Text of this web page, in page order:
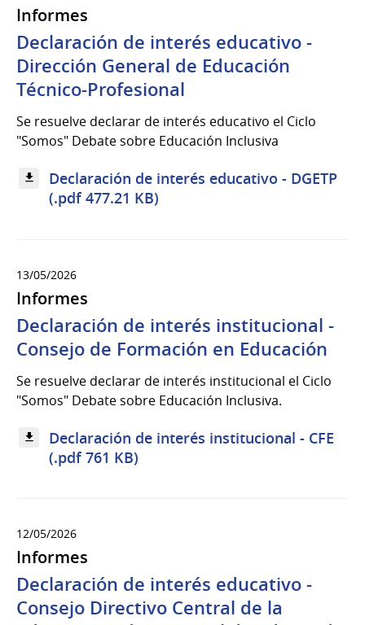
Informes
Declaración de interés educativo -
Dirección General de Educación
Técnico-Profesional
Se resuelve declarar de interés educativo el Ciclo
"Somos" Debate sobre Educación Inclusiva
Declaración de interés educativo - DGETP
(.pdf 477.21 KB)
13/05/2026
Informes
Declaración de interés institucional -
Consejo de Formación en Educación
Se resuelve declarar de interés institucional el Ciclo
"Somos" Debate sobre Educación Inclusiva.
Declaración de interés institucional - CFE
(.pdf 761 KB)
12/05/2026
Informes
Declaración de interés educativo -
Consejo Directivo Central de la